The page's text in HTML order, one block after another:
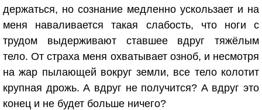
держаться, но сознание медленно ускользает и на
меня наваливается такая слабость, что ноги с
трудом выдерживают ставшее вдруг тяжёлым
тело. От страха меня охватывает озноб, и несмотря
на жар пылающей вокруг земли, все тело колотит
крупная дрожь. А вдруг не получится? А вдруг это
конец и не будет больше ничего?